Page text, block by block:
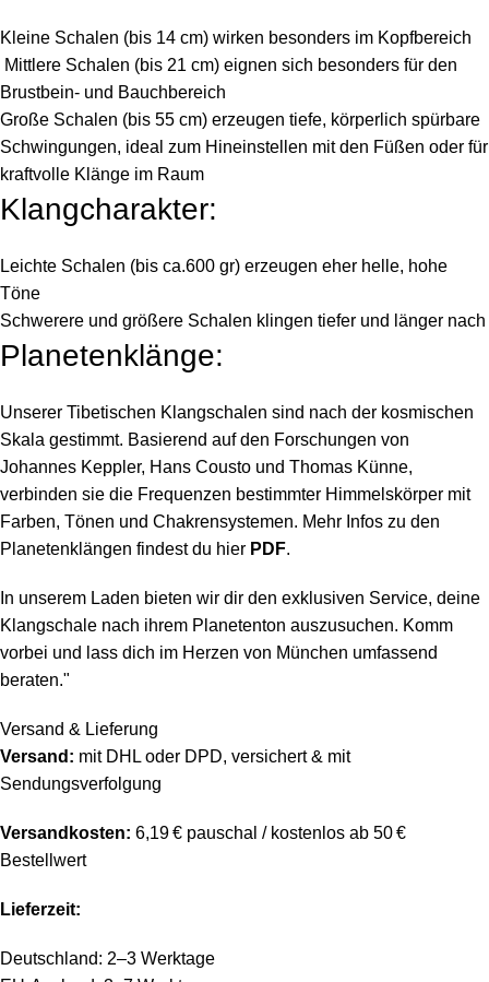
Kleine Schalen (bis 14 cm) wirken besonders im Kopfbereich
Mittlere Schalen (bis 21 cm) eignen sich besonders für den
Brustbein- und Bauchbereich
Große Schalen (bis 55 cm) erzeugen tiefe, körperlich spürbare
Schwingungen, ideal zum Hineinstellen mit den Füßen oder für
kraftvolle Klänge im Raum
Klangcharakter:
Leichte Schalen (bis ca.600 gr) erzeugen eher helle, hohe
Töne
Schwerere und größere Schalen klingen tiefer und länger nach
Planetenklänge:
Unserer Tibetischen Klangschalen sind nach der kosmischen
Skala gestimmt. Basierend auf den Forschungen von
Johannes Keppler, Hans Cousto und Thomas Künne,
verbinden sie die Frequenzen bestimmter Himmelskörper mit
Farben, Tönen und Chakrensystemen. Mehr Infos zu den
Planetenklängen findest du hier PDF.
In unserem Laden bieten wir dir den exklusiven Service, deine
Klangschale nach ihrem Planetenton auszusuchen. Komm
vorbei und lass dich im Herzen von München umfassend
beraten."
Versand & Lieferung
Versand: mit DHL oder DPD, versichert & mit
Sendungsverfolgung
Versandkosten: 6,19 € pauschal / kostenlos ab 50 €
Bestellwert
Lieferzeit:
Deutschland: 2–3 Werktage